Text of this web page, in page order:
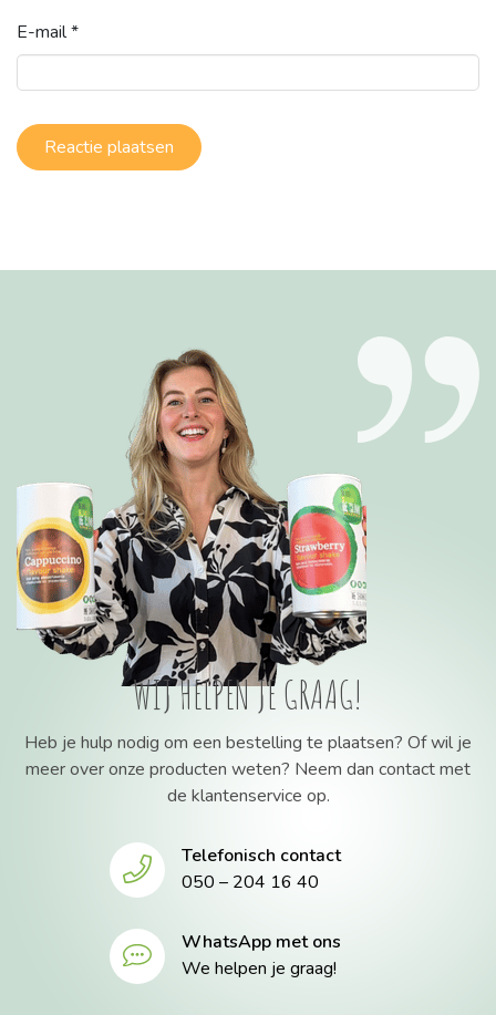
E-mail*
WIJ HELPEN JE GRAAG!
Heb je hulp nodig om een bestelling te plaatsen? Of wil je
meer over onze producten weten? Neem dan contact met
de klantenservice op.
Telefonisch contact
050 – 204 16 40
WhatsApp met ons
We helpen je graag!